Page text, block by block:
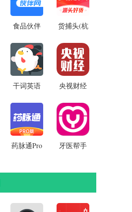
食品伙伴
货捕头(杭
干词英语
央视财经
药脉通Pro
牙医帮手